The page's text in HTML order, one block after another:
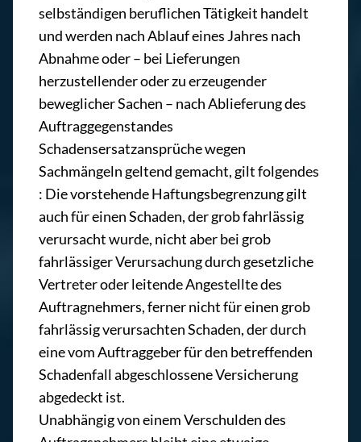
selbständigen beruflichen Tätigkeit handelt
und werden nach Ablauf eines Jahres nach
Abnahme oder – bei Lieferungen
herzustellender oder zu erzeugender
beweglicher Sachen – nach Ablieferung des
Auftraggegenstandes
Schadensersatzansprüche wegen
Sachmängeln geltend gemacht, gilt folgendes
: Die vorstehende Haftungsbegrenzung gilt
auch für einen Schaden, der grob fahrlässig
verursacht wurde, nicht aber bei grob
fahrlässiger Verursachung durch gesetzliche
Vertreter oder leitende Angestellte des
Auftragnehmers, ferner nicht für einen grob
fahrlässig verursachten Schaden, der durch
eine vom Auftraggeber für den betreffenden
Schadenfall abgeschlossene Versicherung
abgedeckt ist.
Unabhängig von einem Verschulden des